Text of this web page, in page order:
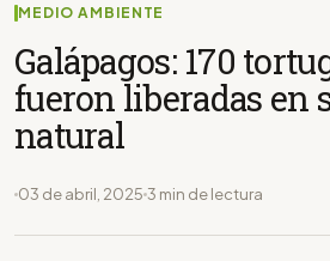
MEDIO AMBIENTE
Galápagos: 170
fueron liberadas en
natural
03 de abril, 2025 3 min de lectura